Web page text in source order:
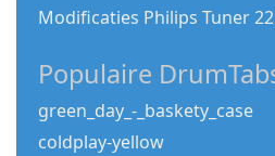
Modificaties Philips Tuner
Populaire
green_day_-_baskety_case
coldplay-yellow